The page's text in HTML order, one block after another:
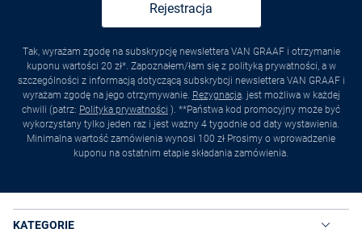
Rejestracja
Tak, wyrażam zgodę na subskrypcję newslettera VAN GRAAF i otrzymanie
kuponu wartości 20 zł*. Zapoznałem/łam się z polityką prywatności, a w
szczególności z informacją dotyczącą subskrybcji newslettera VAN GRAAF i
wyrażam zgodę na jego otrzymywanie. Rezygnacja. jest możliwa w każdej
chwili (patrz: Polityka prywatności ). **Państwa kod promocyjny może być
wykorzystany tylko jeden raz i jest ważny 4 tygodnie od daty wystawienia.
Minimalna wartość zamówienia wynosi 100 zł Prosimy o wprowadzenie
kuponu na ostatnim etapie składania zamówienia.
KATEGORIE